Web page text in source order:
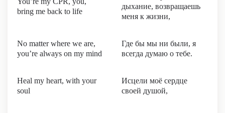
bring me back to life
дыхание, возвращаешь
меня к жизни,
No matter where we are,
you’re always on my mind
Где бы мы ни были, я
всегда думаю о тебе.
Heal my heart, with your
soul
Исцели моё сердце
своей душой,